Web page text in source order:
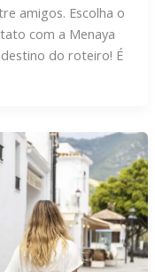
amigos. Escolha o
com a Menaya
do roteiro! É